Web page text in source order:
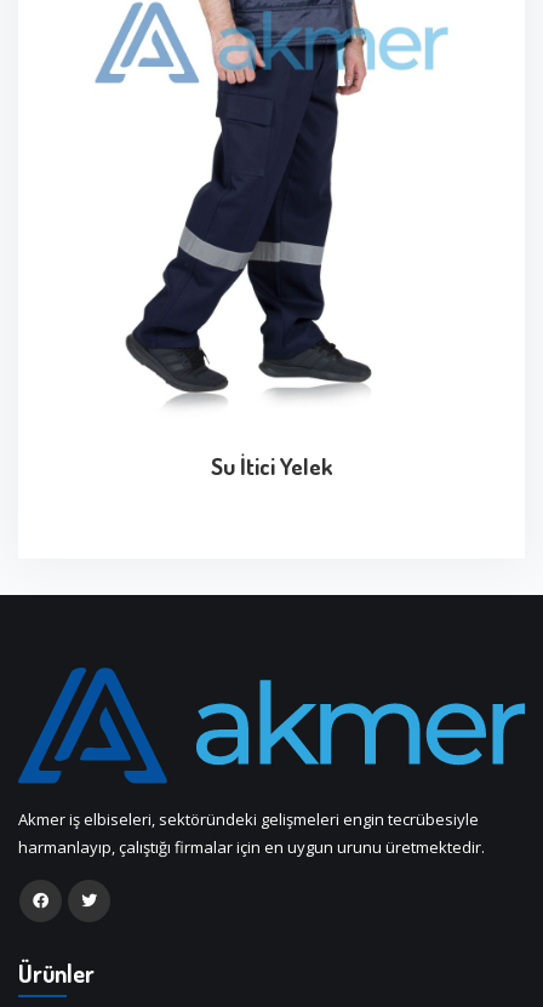
Su İtici Yelek
Akmer iş elbiseleri, sektöründeki gelişmeleri engin tecrübesiyle
harmanlayıp, çalıştığı firmalar için en uygun urunu üretmektedir.
Ürünler